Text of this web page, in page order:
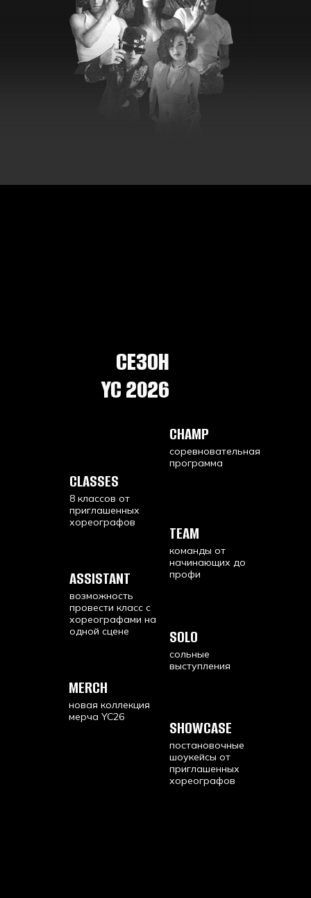
MERCH
новая коллекция
мерча YC26
SHOWCASE
постановочные
шоукейсы от
приглашенных
хореографов
СЕЗОН
YC 2026
SOLO
сольные
выступления
CLASSES
8 классов от
приглашенных
хореографов
возможность
провести класс с
хореографами на
одной сцене
ASSISTANT
TEAM
команды от
начинающих до
профи
CHAMP
соревновательная
программа